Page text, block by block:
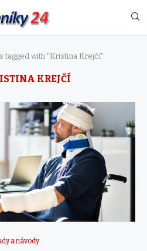
tagged with "Kristina Krejčí"
KREJČÍ
a návody